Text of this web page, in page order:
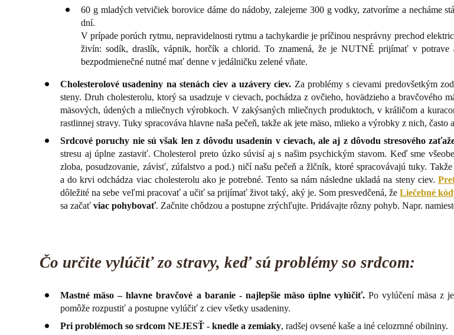
60 g mladých vetvičiek borovice dáme do nádoby, zalejeme 300 g vodky, zatvoríme a necháme
dní.
V prípade porúch rytmu, nepravidelnosti rytmu a tachykardie je príčinou nesprávny prechod
živín: sodík, draslík, vápnik, horčík a chlorid. To znamená, že je NUTNÉ prijímať v
bezpodmienečné nutné mať denne v jedálničku zelené vňate.
Cholesterolové usadeniny na stenách ciev a uzávery ciev. Za problémy s cievami predovšetkým
steny. Druh cholesterolu, ktorý sa usadzuje v cievach, pochádza z ovčieho, hovädzieho a bravčového
mäsových, údených a mliečnych výrobkoch. V zakýsaných mliečnych produktoch, v králičom a
rastlinnej stravy. Tuky spracováva hlavne naša pečeň, takže ak jete mäso, mlieko a výrobky z nich, často
Srdcové poruchy nie sú však len z dôvodu usadenín v cievach, ale aj z dôvodu stresového
stresu aj úplne zastaviť. Cholesterol preto úzko súvisí aj s našim psychickým stavom. Keď sme
zloba, posudzovanie, závisť, zúfalstvo a pod.) ničí našu pečeň a žlčník, ktoré spracovávajú tuky.
a do krvi odchádza viac cholesterolu ako je potrebné. Tento sa nám následne ukladá na steny ciev.
dôležité na sebe veľmi pracovať a učiť sa prijímať život taký, aký je. Som presvedčená, žeLiečebné
sa začaťviac pohybovať. Začnite chôdzou a postupne zrýchľujte. Pridávajte rôzny pohyb. Napr.
Čo určite vylúčiť zo stravy, keď sú problémy so srdcom:
Mastné mäso – hlavne bravčové a baranie - najlepšie mäso úplne vylúčiť.Po vylúčení mäsa z
pomôže rozpustiť a postupne vylúčiť z ciev všetky usadeniny.
Pri problémoch so srdcom NEJESŤ - knedle a zemiaky, radšej ovsené kaše a iné celozrnné obilniny.